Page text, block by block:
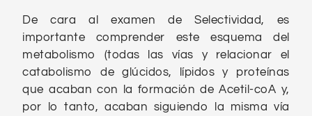
De cara al examen de Selectividad, es
importante comprender este esquema del
metabolismo (todas las vías y relacionar el
catabolismo de glúcidos, lípidos y proteínas
que acaban con la formación de Acetil-coA y,
por lo tanto, acaban siguiendo la misma vía